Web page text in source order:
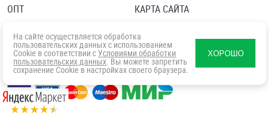
ОПТ
КАРТА САЙТА
Политика в отношении обработки персональных данных
Согласие посетителя сайта на обработку персональных данны
На сайте осуществляется обработка
пользовательских данных с использованием
Cookie в соответствии с Условиями обработки
пользовательских данных. Вы можете запретить
сохранение Cookie в настройках своего браузера.
ХОРОШО